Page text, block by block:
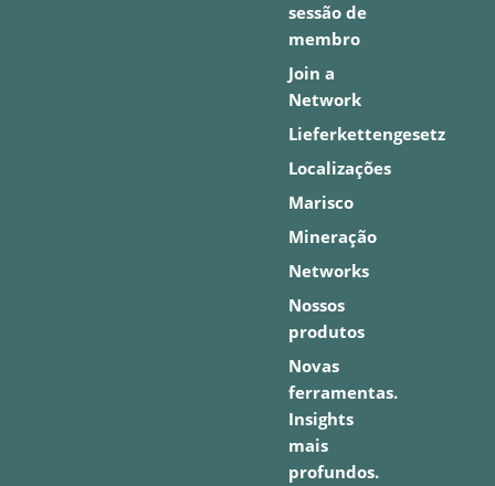
sessão de
membro
Join a
Network
Lieferkettengesetz
Localizações
Marisco
Mineração
Networks
Nossos
produtos
Novas
ferramentas.
Insights
mais
profundos.